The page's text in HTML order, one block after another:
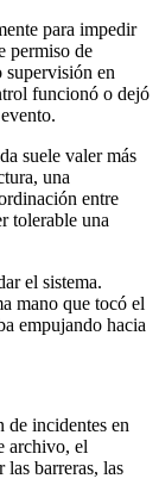
para impedir
permiso de
en
funcionó o dejó
suele valer más
una
entre
tolerable una
el sistema.
mano que tocó el
empujando hacia
de incidentes en
archivo, el
barreras, las